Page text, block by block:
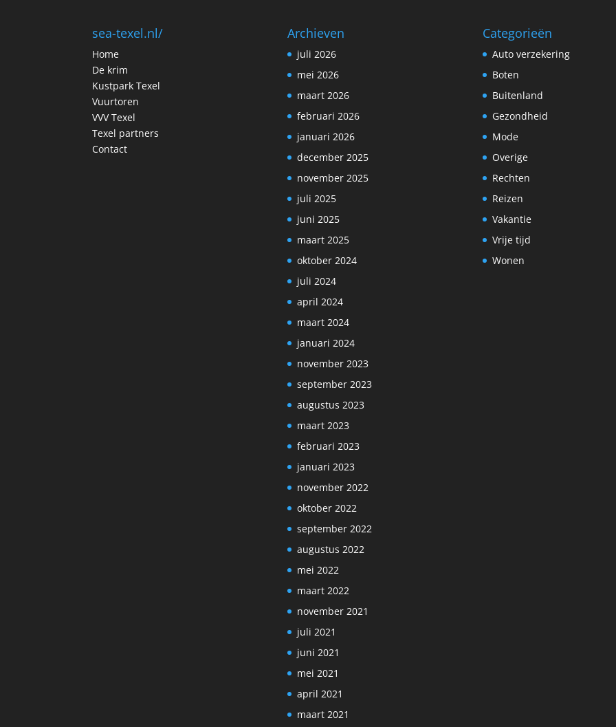
sea-texel.nl/
Home
De krim
Kustpark Texel
Vuurtoren
VVV Texel
Texel partners
Contact
Archieven
juli 2026
mei 2026
maart 2026
februari 2026
januari 2026
december 2025
november 2025
juli 2025
juni 2025
maart 2025
oktober 2024
juli 2024
april 2024
maart 2024
januari 2024
november 2023
september 2023
augustus 2023
maart 2023
februari 2023
januari 2023
november 2022
oktober 2022
september 2022
augustus 2022
mei 2022
maart 2022
november 2021
juli 2021
juni 2021
mei 2021
april 2021
maart 2021
Categorieën
Auto verzekering
Boten
Buitenland
Gezondheid
Mode
Overige
Rechten
Reizen
Vakantie
Vrije tijd
Wonen